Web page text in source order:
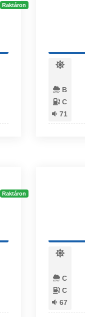
Raktáron
B
C
71
Raktáron
C
C
67